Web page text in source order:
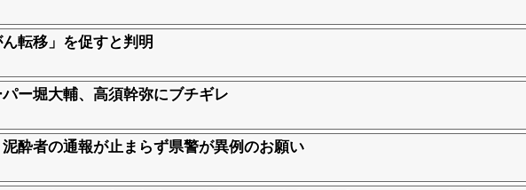
ん転移」を促すと判明
ー堀大輔、高須幹弥にブチギレ
酔者の通報が止まらず県警が異例のお願い